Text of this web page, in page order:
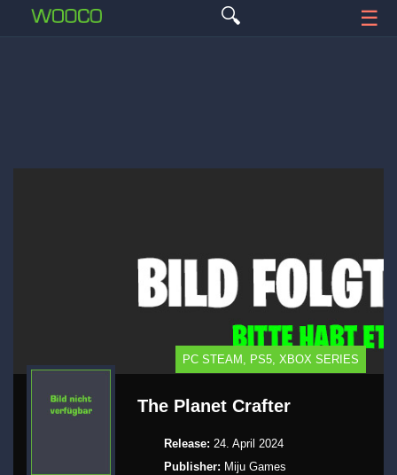
🔍 ☰
PC STEAM, PS5, XBOX SERIES
The Planet Crafter
Release: 24. April 2024
Publisher: Miju Games